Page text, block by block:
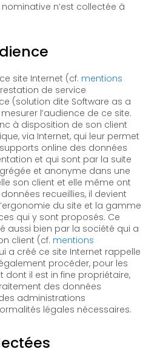
n’est collectée à
site Internet (cf. mentions
de service
(solution dite Software as a
l’audience de ce site.
à disposition de son client
via Internet, qui leur permet
online des données
et qui sont par la suite
son client et elle même ont
recueillies, il devient
du site et la gamme
proposés. Ce
aussi bien par la société qui a
client (cf. mentions
a créé ce site Internet rappelle
dont il est in fine propriétaire,
des données
administrations
légales nécessaires.